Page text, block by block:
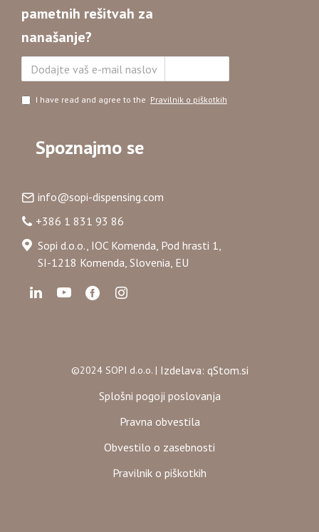
pametnih rešitvah za
nanašanje?
I have read and agree to the Pravilnik o piškotkih
Spoznajmo se
info@sopi-dispensing.com
+386 1 831 93 86
Sopi d.o.o., IOC Komenda, Pod hrasti 1,
SI-1218 Komenda, Slovenia, EU
©2024 SOPI d.o.o. | Izdelava: qStom.si
Splošni pogoji poslovanja
Pravna obvestila
Obvestilo o zasebnosti
Pravilnik o piškotkih